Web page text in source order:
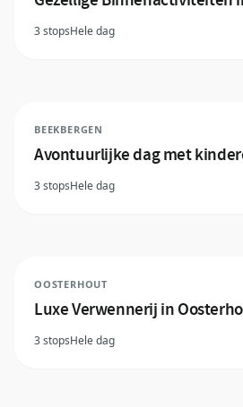
3 stopsHele dag
BEEKBERGEN
Avontuurlijke dag met
3 stopsHele dag
OOSTERHOUT
Luxe Verwennerij in
3 stopsHele dag